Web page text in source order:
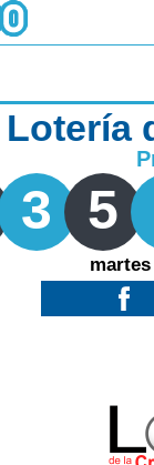
Lotería
3 5